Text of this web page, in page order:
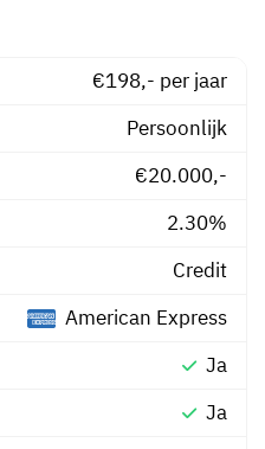
€198,- per jaar
Persoonlijk
€20.000,-
2.30%
Credit
American Express
Ja
Ja